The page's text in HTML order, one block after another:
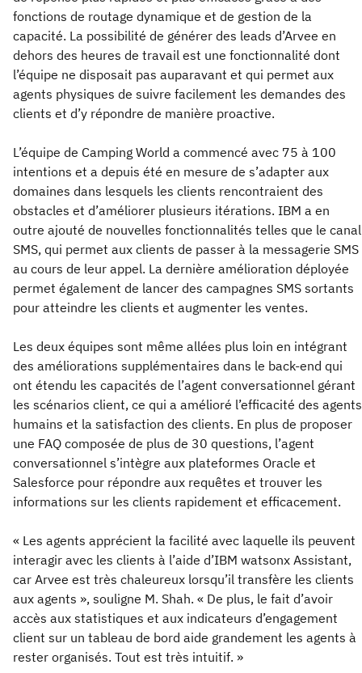
fonctions de routage dynamique et de gestion de la
capacité. La possibilité de générer des leads d’Arvee en
dehors des heures de travail est une fonctionnalité dont
l’équipe ne disposait pas auparavant et qui permet aux
agents physiques de suivre facilement les demandes des
clients et d’y répondre de manière proactive.
L’équipe de Camping World a commencé avec 75 à 100
intentions et a depuis été en mesure de s’adapter aux
domaines dans lesquels les clients rencontraient des
obstacles et d’améliorer plusieurs itérations. IBM a en
outre ajouté de nouvelles fonctionnalités telles que le canal
SMS, qui permet aux clients de passer à la messagerie SMS
au cours de leur appel. La dernière amélioration déployée
permet également de lancer des campagnes SMS sortants
pour atteindre les clients et augmenter les ventes.
Les deux équipes sont même allées plus loin en intégrant
des améliorations supplémentaires dans le back-end qui
ont étendu les capacités de l’agent conversationnel gérant
les scénarios client, ce qui a amélioré l’efficacité des agents
humains et la satisfaction des clients. En plus de proposer
une FAQ composée de plus de 30 questions, l’agent
conversationnel s’intègre aux plateformes Oracle et
Salesforce pour répondre aux requêtes et trouver les
informations sur les clients rapidement et efficacement.
« Les agents apprécient la facilité avec laquelle ils peuvent
interagir avec les clients à l’aide d’IBM watsonx Assistant,
car Arvee est très chaleureux lorsqu’il transfère les clients
aux agents », souligne M. Shah. « De plus, le fait d’avoir
accès aux statistiques et aux indicateurs d’engagement
client sur un tableau de bord aide grandement les agents à
rester organisés. Tout est très intuitif. »